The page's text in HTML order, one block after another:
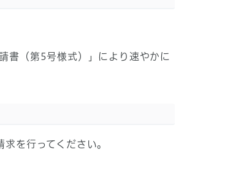
書（第5号様式）」により速やかに
を行ってください。